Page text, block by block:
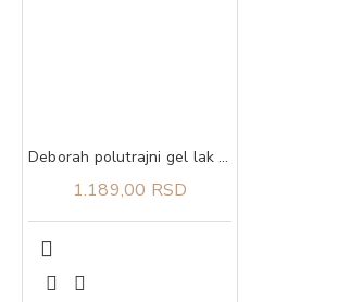
Deborah polutrajni gel lak 23 4,5 ml
1.189,00 RSD